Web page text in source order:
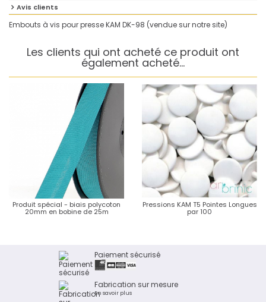
Avis clients
Embouts à vis pour presse KAM DK-98 (vendue sur notre site)
Les clients qui ont acheté ce produit ont
également acheté...
Produit spécial - biais polycoton
20mm en bobine de 25m
Pressions KAM T5 Pointes Longues
par 100
Paiement sécurisé
Fabrication sur mesure
En savoir plus